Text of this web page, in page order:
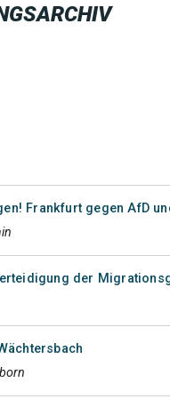
Frankfurt gegen AfD
der